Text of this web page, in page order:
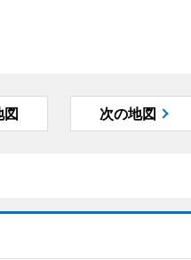
図 次の地図